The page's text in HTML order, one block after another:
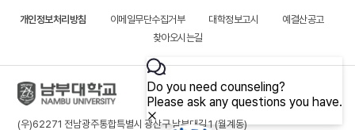
개인정보처리방침 이메일무단수집거부 대학정보고시
예결산공고
찾아오시는길
(우)62271 전남광주통합특별시 광산구 남부대길 1 (월계동)